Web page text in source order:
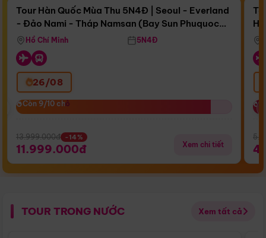
Còn17 ngày 08:57:42
Bay Sun Phuquoc Airways
Tour Hàn Quốc Mùa Thu 5N4Đ | Seoul - Everland
- Đảo Nami - Tháp Namsan (Bay Sun Phuquoc
Airways)
Hồ Chí Minh 5N4Đ
26/08
Còn 9/10 chỗ
Còn 9/10 chỗ
13.999.000đ -14%
11.999.000đ Xem chi tiết
TOUR TRONG NƯỚC Xem tất cả
Điểm nổi bật